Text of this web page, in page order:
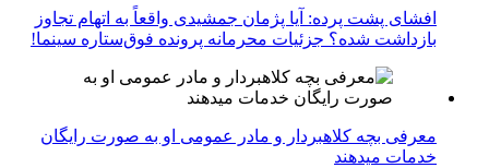
افشای پشت پرده: آیا پژمان جمشیدی واقعاً به اتهام تجاوز
بازداشت شده؟ جزئیات محرمانه پرونده فوق‌ستاره سینما!
معرفی بچه کلاهبردار و مادر عمومی او به صورت رایگان
خدمات میدهند